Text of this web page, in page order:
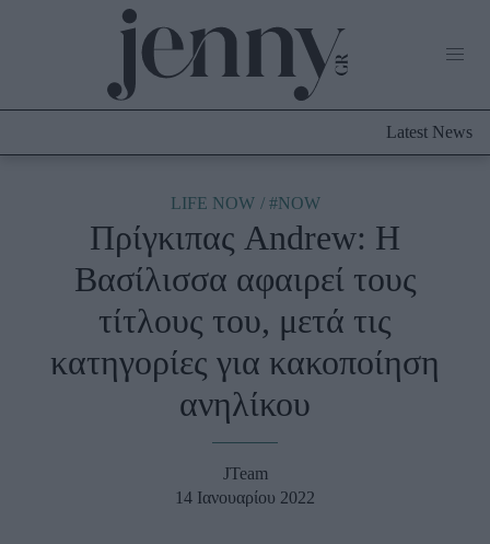
Culture
Fashion
Shopping
Styling Tips
Beauty - Ομορφιά
Latest News
LIFE NOW #NOW
Πρίγκιπας Andrew: Η
Βασίλισσα αφαιρεί τους
τίτλους του, μετά τις
κατηγορίες για κακοποίηση
ανηλίκου
JTeam
14 Ιανουαρίου 2022